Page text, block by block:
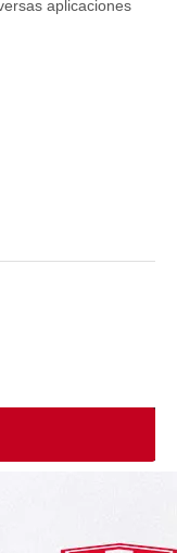
aplicaciones